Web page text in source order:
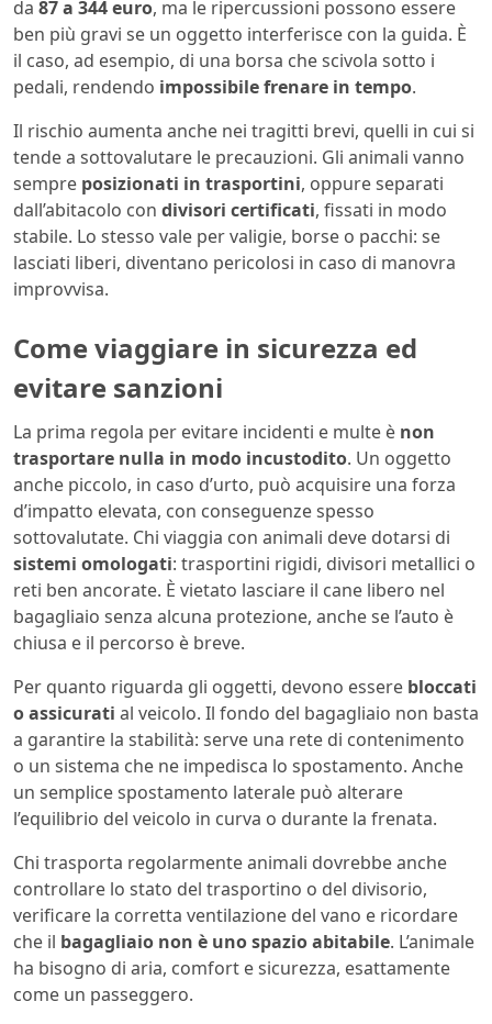
da 87 a 344 euro, ma le ripercussioni possono essere
ben più gravi se un oggetto interferisce con la guida. È
il caso, ad esempio, di una borsa che scivola sotto i
pedali, rendendo impossibile frenare in tempo.
Il rischio aumenta anche nei tragitti brevi, quelli in cui si
tende a sottovalutare le precauzioni. Gli animali vanno
sempre posizionati in trasportini, oppure separati
dall’abitacolo con divisori certificati, fissati in modo
stabile. Lo stesso vale per valigie, borse o pacchi: se
lasciati liberi, diventano pericolosi in caso di manovra
improvvisa.
Come viaggiare in sicurezza ed
evitare sanzioni
La prima regola per evitare incidenti e multe è non
trasportare nulla in modo incustodito. Un oggetto
anche piccolo, in caso d’urto, può acquisire una forza
d’impatto elevata, con conseguenze spesso
sottovalutate. Chi viaggia con animali deve dotarsi di
sistemi omologati: trasportini rigidi, divisori metallici o
reti ben ancorate. È vietato lasciare il cane libero nel
bagagliaio senza alcuna protezione, anche se l’auto è
chiusa e il percorso è breve.
Per quanto riguarda gli oggetti, devono essere bloccati
o assicurati al veicolo. Il fondo del bagagliaio non basta
a garantire la stabilità: serve una rete di contenimento
o un sistema che ne impedisca lo spostamento. Anche
un semplice spostamento laterale può alterare
l’equilibrio del veicolo in curva o durante la frenata.
Chi trasporta regolarmente animali dovrebbe anche
controllare lo stato del trasportino o del divisorio,
verificare la corretta ventilazione del vano e ricordare
che il bagagliaio non è uno spazio abitabile. L’animale
ha bisogno di aria, comfort e sicurezza, esattamente
come un passeggero.